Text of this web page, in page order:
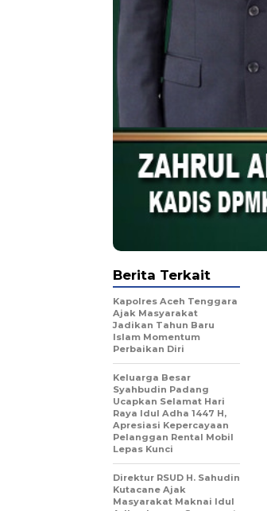
Berita Terkait
Kapolres Aceh Tenggara
Ajak Masyarakat
Jadikan Tahun Baru
Islam Momentum
Perbaikan Diri
Keluarga Besar
Syahbudin Padang
Ucapkan Selamat Hari
Raya Idul Adha 1447 H,
Apresiasi Kepercayaan
Pelanggan Rental Mobil
Lepas Kunci
Direktur RSUD H. Sahudin
Kutacane Ajak
Masyarakat Maknai Idul